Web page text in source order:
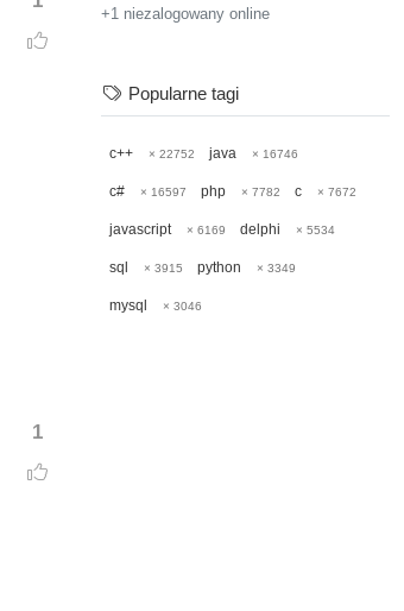
1
+1 niezalogowany online
Popularne tagi
c++ × 22752 java × 16746
c# × 16597 php × 7782 c × 7672
javascript × 6169 delphi × 5534
sql × 3915 python × 3349
mysql × 3046